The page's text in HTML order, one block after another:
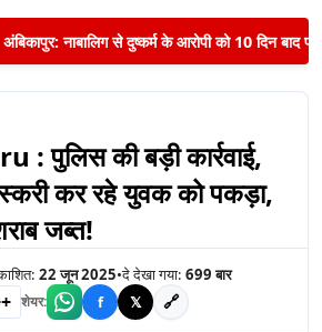
अंबिकापुर: नाबालिग से दुष्कर्म के आरोपी को 10 दिन बाद
पुलिस की बड़ी कार्रवाई,
कर रहे युवक को पकड़ा,
जब्त!
22 जून 2025•दे देखा गया: 699बार
शेयर: f 𝕏 🔗